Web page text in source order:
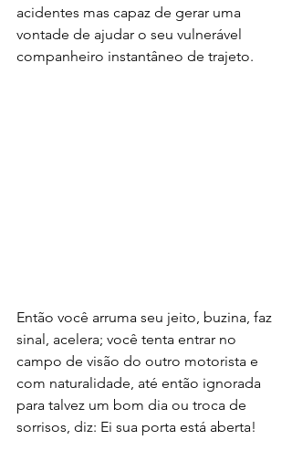
acidentes mas capaz de gerar uma
vontade de ajudar o seu vulnerável
companheiro instantâneo de trajeto.
Então você arruma seu jeito, buzina, faz
sinal, acelera; você tenta entrar no
campo de visão do outro motorista e
com naturalidade, até então ignorada
para talvez um bom dia ou troca de
sorrisos, diz: Ei sua porta está aberta!